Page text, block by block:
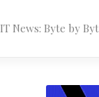
News: Byte by